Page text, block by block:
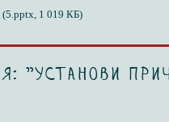
(5.pptx, 1 019 КБ)
"Установи